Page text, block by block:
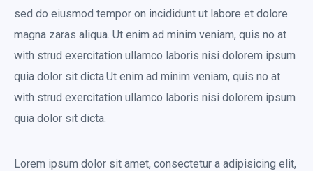
sed do eiusmod tempor on incididunt ut labore et dolore
magna zaras aliqua. Ut enim ad minim veniam, quis no at
with strud exercitation ullamco laboris nisi dolorem ipsum
quia dolor sit dicta.Ut enim ad minim veniam, quis no at
with strud exercitation ullamco laboris nisi dolorem ipsum
quia dolor sit dicta.
Lorem ipsum dolor sit amet, consectetur a adipisicing elit,